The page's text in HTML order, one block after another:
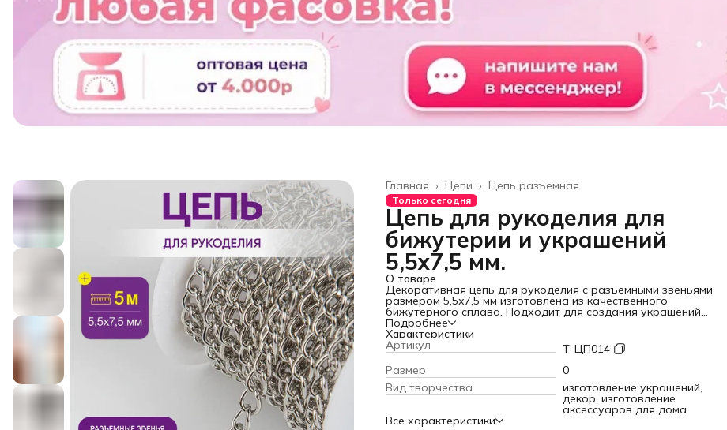
Цепь разъемная
Цепи ›
Главная ›
Только сегодня
Цепь для рукоделия для
бижутерии и украшений
5,5х7,5 мм.
О товаре
Декоративная цепь для рукоделия с разъемными звеньями
размером 5,5х7,5 мм изготовлена из качественного
бижутерного сплава. Подходит для создания украшений
различных видов: колье, браслетов, кулонов и других изделий.
Цепочка для рукоделия – стильный и прочный аксессуар для
декора обуви, одежды, сумок, изделий из кожгалантереи и
декорирования интерьера. Металлическую цепь можно
использовать как ремешок для готовой сумочки или клатча,
фурнитуру для изготовления бижутерии, аксессуар для
рукоделия для женщин. Цепь – легкая, но при этом достаточно
прочная. С цепочкой легко работать даже начинающим
рукодельницам. Она крепкая, не растягивается и легко
декорируется.
Подробнее
Характеристики
Артикул
Т-ЦП014
Размер
0
Вид творчества
изготовление украшений,
декор, изготовление
аксессуаров для дома
Все характеристики